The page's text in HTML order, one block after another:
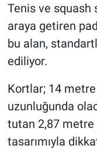
Tenis ve squash
araya getiren
bu alan,
ediliyor.
Kortlar; 14
uzunluğunda
tutan 2,87
tasarımıyla